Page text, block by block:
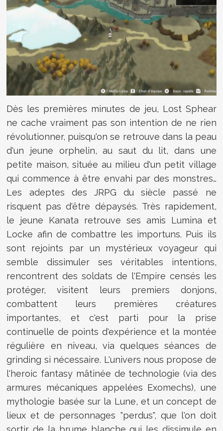
Dès les premières minutes de jeu, Lost Sphear
ne cache vraiment pas son intention de ne rien
révolutionner, puisqu'on se retrouve dans la peau
d'un jeune orphelin, au saut du lit, dans une
petite maison, située au milieu d'un petit village
qui commence à être envahi par des monstres…
Les adeptes des JRPG du siècle passé ne
risquent pas d'être dépaysés. Très rapidement,
le jeune Kanata retrouve ses amis Lumina et
Locke afin de combattre les importuns. Puis ils
sont rejoints par un mystérieux voyageur qui
semble dissimuler ses véritables intentions,
rencontrent des soldats de l'Empire censés les
protéger, visitent leurs premiers donjons,
combattent leurs premières créatures
importantes, et c'est parti pour la prise
continuelle de points d'expérience et la montée
régulière en niveau, via quelques séances de
grinding si nécessaire. L'univers nous propose de
l'heroic fantasy mâtinée de technologie (via des
armures mécaniques appelées Exomechs), une
mythologie basée sur la Lune, et un concept de
lieux et de personnages "perdus", que l'on doit